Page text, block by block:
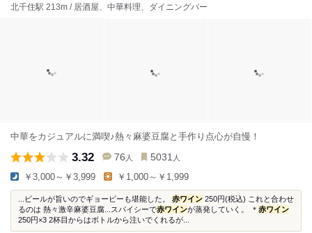
北千住駅 213m / 居酒屋、中華料理、ダイニングバー
中華をカジュアルに満喫♪熱々麻婆豆腐と手作り点心が自慢！
3.32 76 人 5031 人
￥3,000～￥3,999 ￥1,000～￥1,999
...ビールが旨いのでギョービーも堪能した。 赤ワイン 250円(税込) これと合わせ
るのは 熱々激辛麻婆豆腐...スパイシーで赤ワインが蒸発していく。 ＊ 赤ワイン
250円×3 2杯目からはボトルから注いでくれるが...